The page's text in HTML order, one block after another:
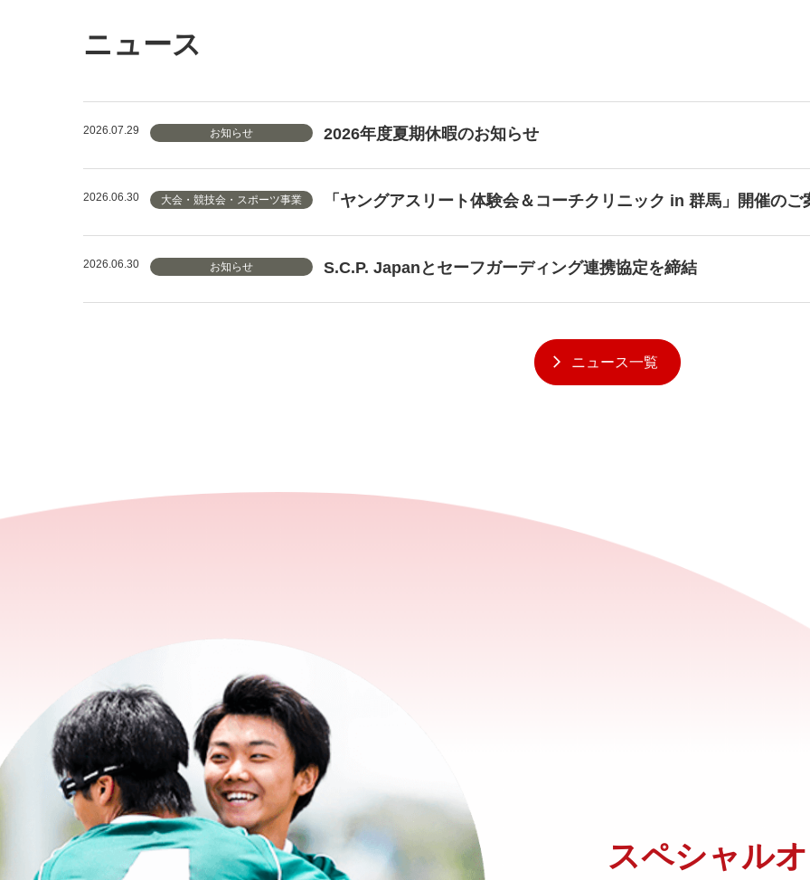
ニュース
2026.07.29 お知らせ 2026年度夏期休暇のお知らせ
2026.06.30 大会・競技会・スポーツ事業 「ヤングアスリート体験会＆コーチクリニック in 群馬」開催のご
2026.06.30 お知らせ S.C.P. Japanとセーフガーディング連携協定を締結
ニュース一覧
スペシャル